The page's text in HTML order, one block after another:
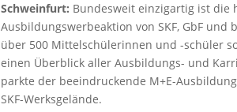
Schweinfurt: Bundesweit einzigartig ist
Ausbildungswerbeaktion von SKF, GbF
über 500 Mittelschülerinnen und -schüler
einen Überblick aller Ausbildungs- und
parkte der beeindruckende M+E-
SKF-Werksgelände.